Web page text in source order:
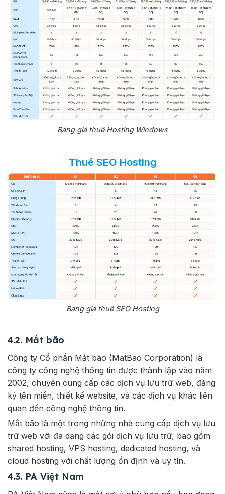
Bảng giá thuê Hosting Windows
Thuê SEO Hosting
Bảng giá thuê SEO Hosting
4.2. Mắt bão
Công ty Cổ phần Mắt bão (MatBao Corporation) là
công ty công nghệ thông tin được thành lập vào năm
2002, chuyên cung cấp các dịch vụ lưu trữ web, đăng
ký tên miền, thiết kế website, và các dịch vụ khác liên
quan đến công nghệ thông tin.
Mắt bão là một trong những nhà cung cấp dịch vụ lưu
trữ web với đa dạng các gói dịch vụ lưu trữ, bao gồm
shared hosting, VPS hosting, dedicated hosting, và
cloud hosting với chất lượng ổn định và uy tín.
4.3. PA Việt Nam